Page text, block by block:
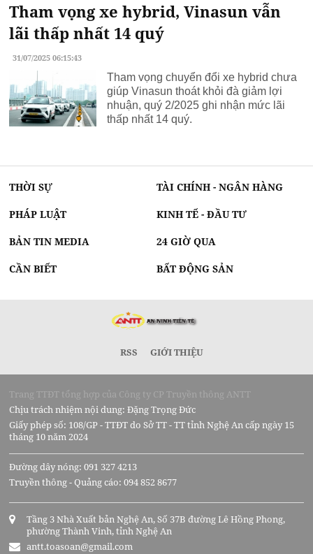
Tham vọng xe hybrid, Vinasun vẫn
lãi thấp nhất 14 quý
31/07/2025 06:15:43
Tham vọng chuyển đổi xe hybrid chưa
giúp Vinasun thoát khỏi đà giảm lợi
nhuận, quý 2/2025 ghi nhận mức lãi
thấp nhất 14 quý.
THỜI SỰ TÀI CHÍNH - NGÂN HÀNG
PHÁP LUẬT KINH TẾ - ĐẦU TƯ
BẢN TIN MEDIA 24 GIỜ QUA
CẦN BIẾT BẤT ĐỘNG SẢN
RSS GIỚI THIỆU
Trang TTĐT tổng hợp của Công ty CP Truyền thông ANTT
Chịu trách nhiệm nội dung: Đặng Trọng Đức
Giấy phép số: 108/GP - TTĐT do Sở TT - TT tỉnh Nghệ An cấp ngày 15
tháng 10 năm 2024
Đường dây nóng: 091 327 4213
Truyền thông - Quảng cáo: 094 852 8677
Tầng 3 Nhà Xuất bản Nghệ An, Số 37B đường Lê Hồng Phong,
phường Thành Vinh, tỉnh Nghệ An
antt.toasoan@gmail.com